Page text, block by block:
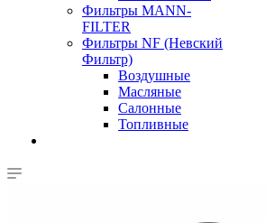
Фильтры MANN-
FILTER
Фильтры NF (Невский
Фильтр)
Воздушные
Масляные
Салонные
Топливные